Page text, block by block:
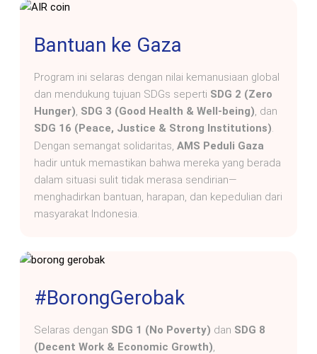
Bantuan ke Gaza
Program ini selaras dengan nilai kemanusiaan global
dan mendukung tujuan SDGs seperti SDG 2 (Zero
Hunger), SDG 3 (Good Health & Well-being), dan
SDG 16 (Peace, Justice & Strong Institutions).
Dengan semangat solidaritas, AMS Peduli Gaza
hadir untuk memastikan bahwa mereka yang berada
dalam situasi sulit tidak merasa sendirian—
menghadirkan bantuan, harapan, dan kepedulian dari
masyarakat Indonesia.
#BorongGerobak
Selaras dengan SDG 1 (No Poverty) dan SDG 8
(Decent Work & Economic Growth),